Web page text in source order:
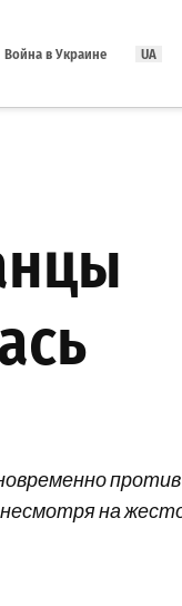
Война в Украине UA
против
на